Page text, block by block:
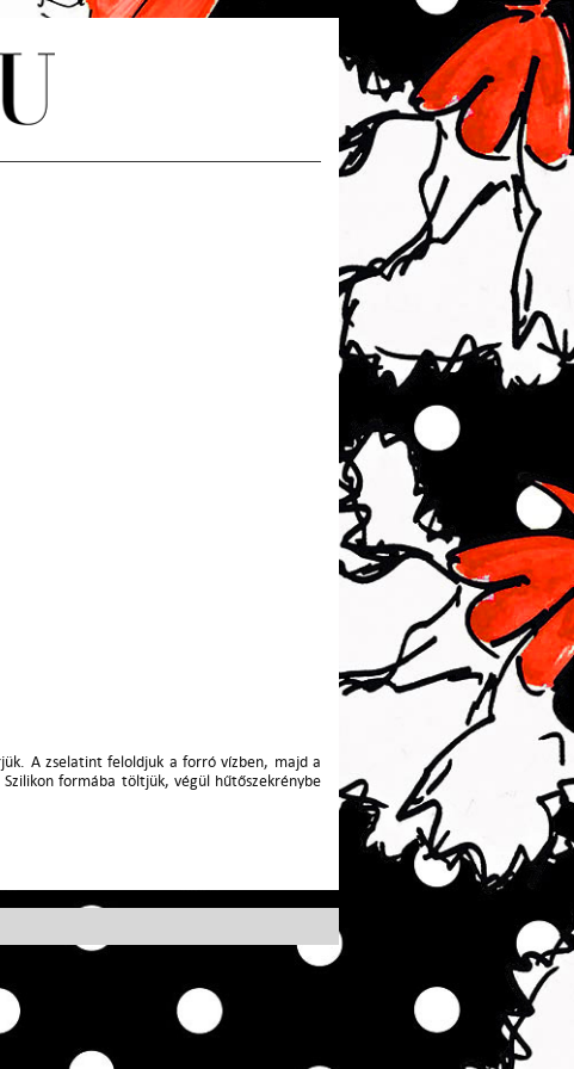
A zselatint feloldjuk a forró vízben, majd a
formába töltjük, végül hűtőszekrénybe